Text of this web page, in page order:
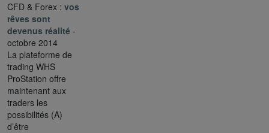
CFD & Forex : vos
rêves sont
devenus réalité -
octobre 2014
La plateforme de
trading WHS
ProStation offre
maintenant aux
traders les
possibilités (A)
d’être